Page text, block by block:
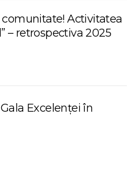
Activitatea
– retrospectiva 2025
Excelenței în